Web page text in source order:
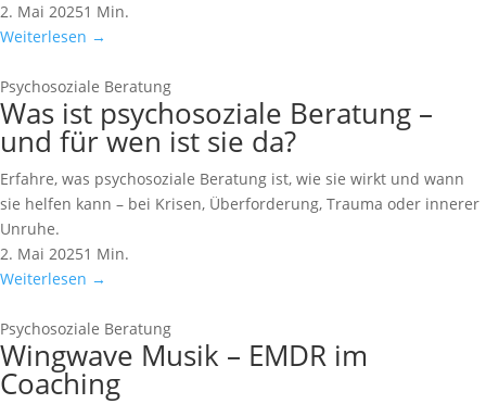
2. Mai 20251 Min.
Weiterlesen →
Psychosoziale Beratung
Was ist psychosoziale Beratung –
und für wen ist sie da?
Erfahre, was psychosoziale Beratung ist, wie sie wirkt und wann
sie helfen kann – bei Krisen, Überforderung, Trauma oder innerer
Unruhe.
2. Mai 20251 Min.
Weiterlesen →
Psychosoziale Beratung
Wingwave Musik – EMDR im
Coaching